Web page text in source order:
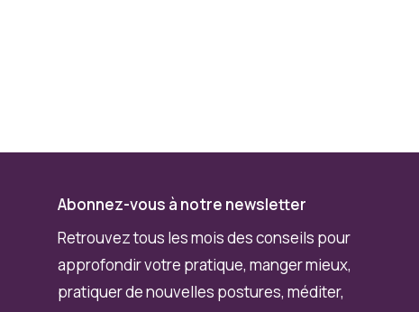
Abonnez-vous à notre newsletter
Retrouvez tous les mois des conseils pour
approfondir votre pratique, manger mieux,
pratiquer de nouvelles postures, méditer,